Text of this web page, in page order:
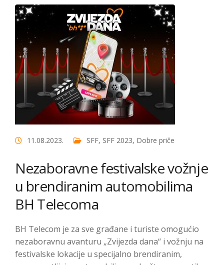
11.08.2023. SFF, SFF 2023, Dobre priče
Nezaboravne festivalske vožnje
u brendiranim automobilima
BH Telecoma
BH Telecom je za sve građane i turiste omogućio
nezaboravnu avanturu „Zvijezda dana“ i vožnju na
festivalske lokacije u specijalno brendiranim,